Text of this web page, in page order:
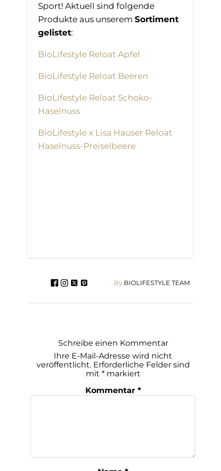
Sport! Aktuell sind folgende
Produkte aus unserem Sortiment
gelistet:
BioLifestyle Reloat Apfel
BioLifestyle Reloat Beeren
BioLifestyle Reloat Schoko-
Haselnuss
BioLifestyle x Lisa Hauser Reloat
Haselnuss-Preiselbeere
ByBIOLIFESTYLE TEAM
Schreibe einen Kommentar
Ihre E-Mail-Adresse wird nicht
veröffentlicht. Erforderliche Felder sind
mit *markiert
Kommentar *